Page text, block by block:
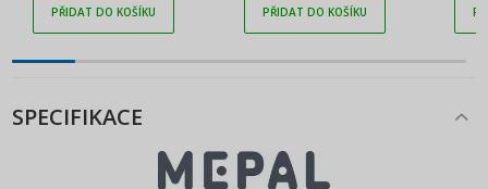
PŘIDAT DO KOŠÍKU PŘIDAT DO KOŠÍKU
SPECIFIKACE